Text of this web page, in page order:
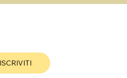
ISCRIVITI
dai Solstizi